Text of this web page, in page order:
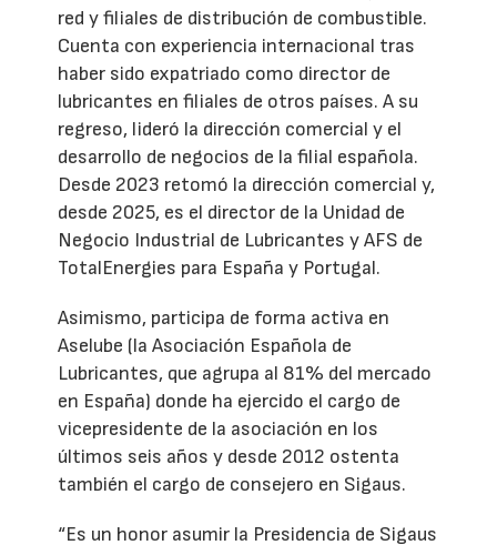
red y filiales de distribución de combustible.
Cuenta con experiencia internacional tras
haber sido expatriado como director de
lubricantes en filiales de otros países. A su
regreso, lideró la dirección comercial y el
desarrollo de negocios de la filial española.
Desde 2023 retomó la dirección comercial y,
desde 2025, es el director de la Unidad de
Negocio Industrial de Lubricantes y AFS de
TotalEnergies para España y Portugal.
Asimismo, participa de forma activa en
Aselube (la Asociación Española de
Lubricantes, que agrupa al 81% del mercado
en España) donde ha ejercido el cargo de
vicepresidente de la asociación en los
últimos seis años y desde 2012 ostenta
también el cargo de consejero en Sigaus.
“Es un honor asumir la Presidencia de Sigaus